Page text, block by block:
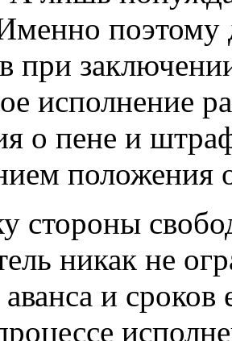
при
исполнение
о пене и
положения
стороны
никак не
и сроков